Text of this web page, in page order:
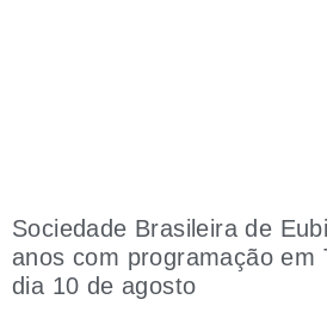
Sociedade Brasileira de
anos com programação em
dia 10 de agosto